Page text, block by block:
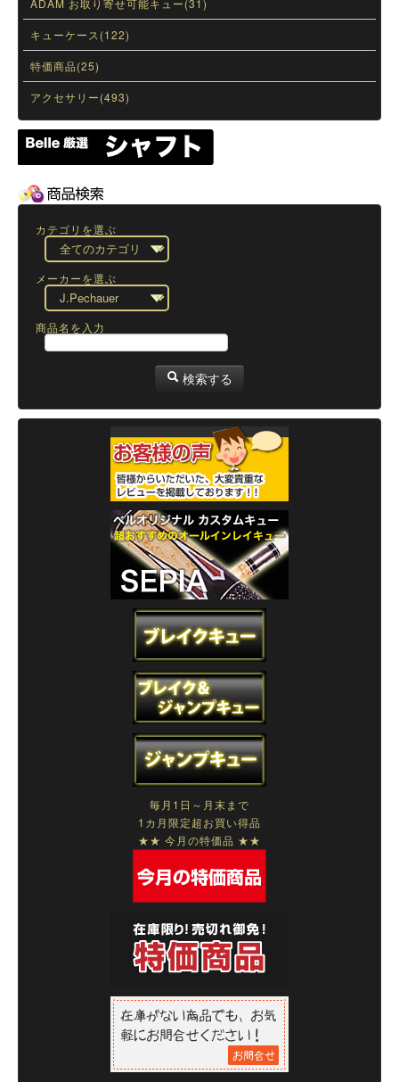
キューケース(122)
特価商品(25)
アクセサリー(493)
カテゴリを選ぶ
メーカーを選ぶ
商品名を入力
検索する
毎月1日～月末まで
1カ月限定超お買い得品
★★ 今月の特価品 ★★